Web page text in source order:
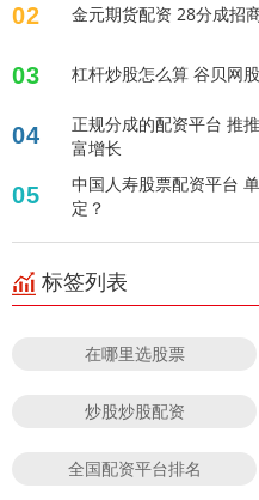
02 金元期货配资 28分成招
03 杠杆炒股怎么算 谷贝网
04
正规分成的配资平台 推
富增长
05
中国人寿股票配资平台
定？
标签列表
在哪里选股票
炒股炒股配资
全国配资平台排名